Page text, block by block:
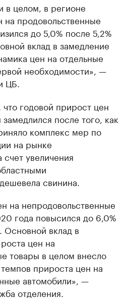
в целом, в регионе
на продовольственные
до 5,0% после 5,2%
вклад в замедление
цен на отдельные
необходимости», —
ЦБ.
годовой прирост цен
после того, как
комплекс мер по
на рынке
счет увеличения
свинина.
на непродовольственные
года повысился до 6,0%
Основной вклад в
цен на
товары в целом внесло
прироста цен на
автомобили», —
отделения.